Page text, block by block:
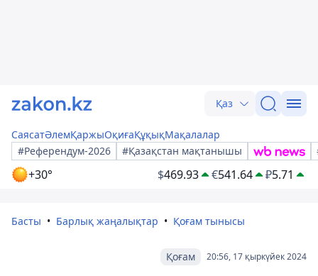
Қаз
СаясатӘлемҚаржыОқиғаҚұқықМақалалар
#Референдум-2026
#Қазақстан мақтанышы
+30° $469.93 €541.64 ₽5.71
Басты Барлық жаңалықтар Қоғам тынысы
20:56, 17 қыркүйек 2024
Қоғам